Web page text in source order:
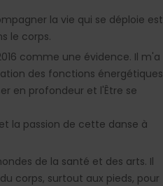
la vie qui se déploie est
le corps.
comme une évidence. Il m'a
des fonctions énergétiques
en profondeur et l'Être se
la passion de cette danse à
de la santé et des arts. Il
corps, surtout aux pieds, pour